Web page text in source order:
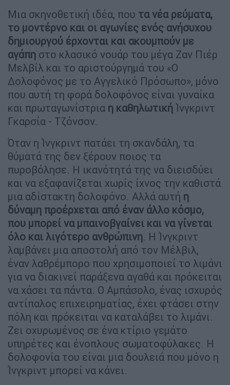
Μια σκηνοθετική ιδέα, που τα νέα ρεύματα,
το μοντέρνο και οι αγωνίες ενός ανήσυχου
δημιουργού έρχονται και ακουμπούν με
αγάπη στο κλασικό νουάρ του μέγα Ζαν Πιέρ
Μελβίλ και το αριστούργημά του «Ο
Δολοφόνος με το Αγγελικό Πρόσωπο», μόνο
που αυτή τη φορά δολοφόνος είναι γυναίκα
και πρωταγωνίστρια η καθηλωτική Ίνγκριντ
Γκαρσία - Τζόνσον.
Όταν η Ίνγκριντ πατάει τη σκανδάλη, τα
θύματά της δεν ξέρουν ποιος τα
πυροβόλησε. Η ικανότητά της να διεισδύει
και να εξαφανίζεται χωρίς ίχνος την καθιστά
μια αδίστακτη δολοφόνο. Αλλά αυτή η
δύναμη προέρχεται από έναν άλλο κόσμο,
που μπορεί να μπαινοβγαίνει και να γίνεται
όλο και λιγότερο ανθρώπινη. Η Ίνγκριντ
λαμβάνει μια αποστολή από τον Μέλβιλ,
έναν λαθρέμπορο που χρησιμοποιεί το λιμάνι
για να διακινεί παράξενα αγαθά και πρόκειται
να χάσει τα πάντα. Ο Αμπάσολο, ένας ισχυρός
αντίπαλος επιχειρηματίας, έχει φτάσει στην
πόλη και πρόκειται να καταλάβει το λιμάνι.
Ζει οχυρωμένος σε ένα κτίριο γεμάτο
υπηρέτες και ένοπλους σωματοφύλακες. Η
δολοφονία του είναι μια δουλειά που μόνο η
Ίνγκριντ μπορεί να κάνει.